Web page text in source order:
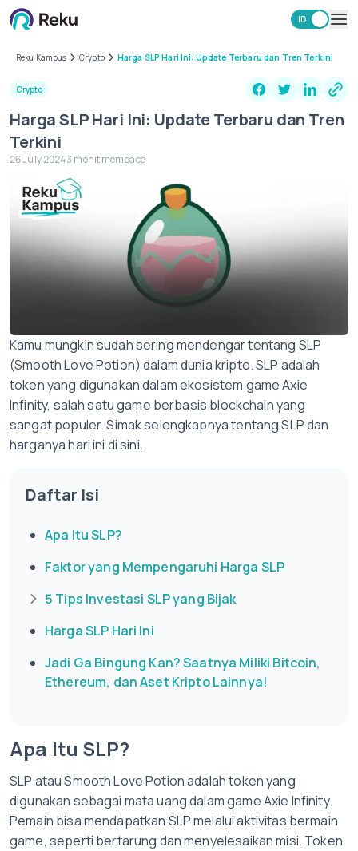
EN
ID
Learning Hub
Keamanan
Biaya
Lainnya
Unduh Aplikasi Reku
Reku Kampus Crypto Harga SLP Hari Ini: Update Terbaru dan Tren Terkini
Crypto
Harga SLP Hari Ini: Update Terbaru dan Tren
Terkini
26 July 20243 menit membaca
Kamu mungkin sudah sering mendengar tentang SLP
(Smooth Love Potion) dalam dunia kripto. SLP adalah
token yang digunakan dalam ekosistem game Axie
Infinity, salah satu game berbasis blockchain yang
sangat populer. Simak selengkapnya tentang SLP dan
harganya hari ini di sini.
Daftar Isi
Apa Itu SLP?
Faktor yang Mempengaruhi Harga SLP
5 Tips Investasi SLP yang Bijak
Harga SLP Hari Ini
Jadi Ga Bingung Kan? Saatnya Miliki Bitcoin,
Ethereum, dan Aset Kripto Lainnya!
Apa Itu SLP?
SLP atau Smooth Love Potion adalah token yang
digunakan sebagai mata uang dalam game Axie Infinity.
Pemain bisa mendapatkan SLP melalui aktivitas bermain
game, seperti bertarung dan menyelesaikan misi. Token